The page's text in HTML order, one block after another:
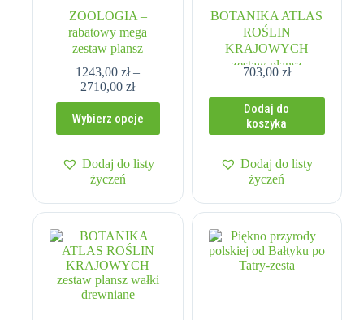
ZOOLOGIA –
rabatowy mega
zestaw plansz
1243,00zł –
2710,00złZakres
cen:
od
1243,00 zł
2710,00 zł
Wybierz opcje
produkt
ma
wariantów.
Opcje
wybrać
stronie
produktu
Dodaj do listy
życzeń
BOTANIKA ATLAS
ROŚLIN
KRAJOWYCH
zestaw plansz
703,00 zł
Dodaj do
koszyka
Dodaj do listy
życzeń